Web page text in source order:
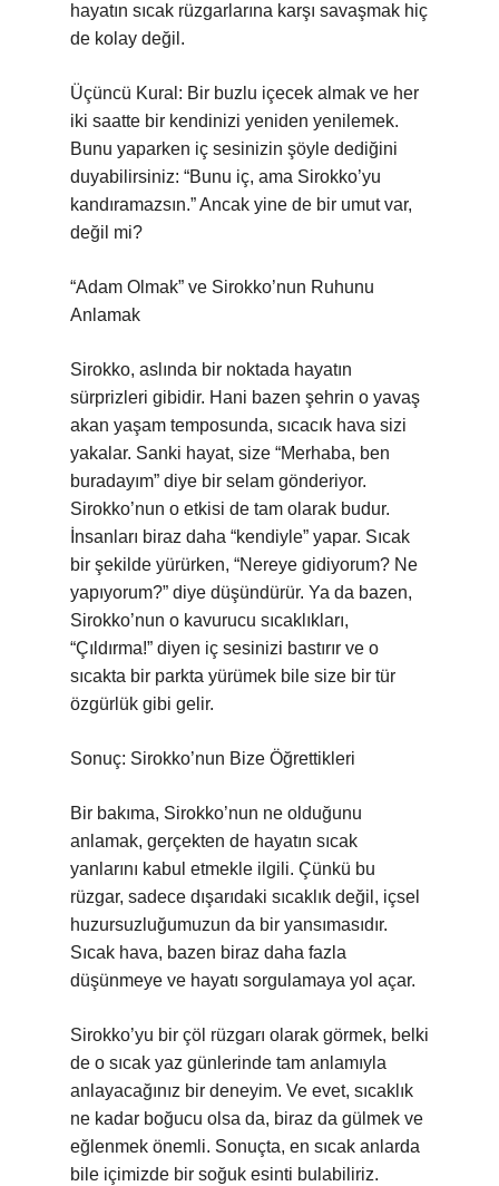
hayatın sıcak rüzgarlarına karşı savaşmak hiç
de kolay değil.
Üçüncü Kural: Bir buzlu içecek almak ve her
iki saatte bir kendinizi yeniden yenilemek.
Bunu yaparken iç sesinizin şöyle dediğini
duyabilirsiniz: “Bunu iç, ama Sirokko’yu
kandıramazsın.” Ancak yine de bir umut var,
değil mi?
“Adam Olmak” ve Sirokko’nun Ruhunu
Anlamak
Sirokko, aslında bir noktada hayatın
sürprizleri gibidir. Hani bazen şehrin o yavaş
akan yaşam temposunda, sıcacık hava sizi
yakalar. Sanki hayat, size “Merhaba, ben
buradayım” diye bir selam gönderiyor.
Sirokko’nun o etkisi de tam olarak budur.
İnsanları biraz daha “kendiyle” yapar. Sıcak
bir şekilde yürürken, “Nereye gidiyorum? Ne
yapıyorum?” diye düşündürür. Ya da bazen,
Sirokko’nun o kavurucu sıcaklıkları,
“Çıldırma!” diyen iç sesinizi bastırır ve o
sıcakta bir parkta yürümek bile size bir tür
özgürlük gibi gelir.
Sonuç: Sirokko’nun Bize Öğrettikleri
Bir bakıma, Sirokko’nun ne olduğunu
anlamak, gerçekten de hayatın sıcak
yanlarını kabul etmekle ilgili. Çünkü bu
rüzgar, sadece dışarıdaki sıcaklık değil, içsel
huzursuzluğumuzun da bir yansımasıdır.
Sıcak hava, bazen biraz daha fazla
düşünmeye ve hayatı sorgulamaya yol açar.
Sirokko’yu bir çöl rüzgarı olarak görmek, belki
de o sıcak yaz günlerinde tam anlamıyla
anlayacağınız bir deneyim. Ve evet, sıcaklık
ne kadar boğucu olsa da, biraz da gülmek ve
eğlenmek önemli. Sonuçta, en sıcak anlarda
bile içimizde bir soğuk esinti bulabiliriz.